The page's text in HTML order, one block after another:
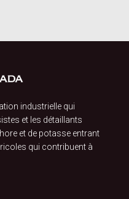
industrielle qui
et les détaillants
et de potasse entrant
qui contribuent à